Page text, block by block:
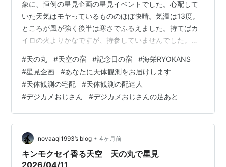
象に、恒例の星見企画の星見イベントでした。心配して
いた天気はモヤっているもののほぼ快晴。気温は13度。
ところが風が強く後半は寒さでふるえました。持てばカ
イロの火よりかなですが、持参していませんでした。天
す。西の横綱、冬の大三角、東は大きな春の大三角が見
えています。そして、熊の番人、アルクトゥルスが北斗
の横で目立ってきました。望遠鏡では、金星、木星、ミ
ザールとアルコルをお客様と観望しました。ガリレオ衛
星というとイタリアのガリレオ・ガリレイと復唱する小
５のお子様、娘がプラネタリウムの解説員という女性、
…
#天の丸 #天空の宿 #記念日の宿 #海栄RYOKANS
#星見企画 #あなたに天体観測をお届けします
#天体観測の宅配 #天体観測の配達人
#デジカメおじさん #デジカメおじさんの足あと
novaaql1993’s blog • 4ヶ月前
キンモクセイ香る天空 天の丸で星見